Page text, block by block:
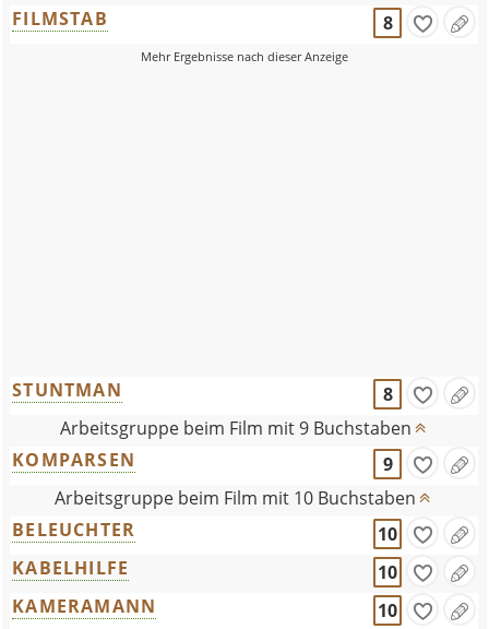
FILMSTAB
8
STUNTMAN
8
Arbeitsgruppe beim Film mit 9 Buchstaben
KOMPARSEN
9
Arbeitsgruppe beim Film mit 10 Buchstaben
BELEUCHTER
10
KABELHILFE
10
KAMERAMANN
10